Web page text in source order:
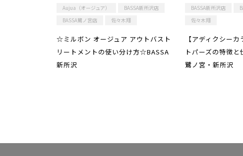
Aujua（オージュア）
BASSA新所沢店
BASSA鷺ノ宮店
佐々木翔
☆ミルボン オージュア アウトバスト
リートメントの使い分け方☆BASSA
新所沢
BASSA新所沢店
佐々木翔
【アディクシー
トパーズの特徴
鷺ノ宮・新所沢